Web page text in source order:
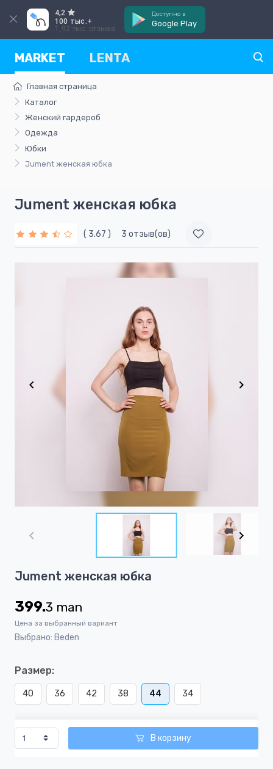
4,2
100 тыс.+
1,92 тыс. отзыва
Доступно в
Google Play
MARKET LENTA
Главная страница
Каталог
Женский гардероб
Одежда
Юбки
Jument женская юбка
Jument женская юбка
( 3.67 ) 3 отзыв(ов)
1
4
Jument женская юбка
399.3 man
Цена за выбранный вариант
Выбрано: Beden
Размер:
40 36 42 38 44 34
В корзину